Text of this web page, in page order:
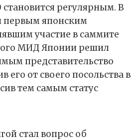
регулярным. В
первым японским
участие в саммите
МИД Японии решил
представительство
его от своего посольства в
тем самым статус
стал вопрос об